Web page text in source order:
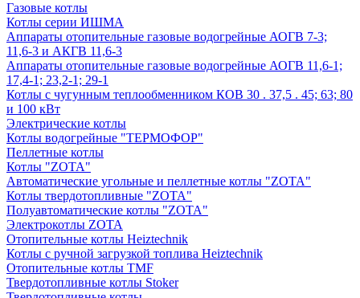
Газовые котлы
Котлы серии ИШМА
Аппараты отопительные газовые водогрейные АОГВ 7-3;
11,6-3 и АКГВ 11,6-3
Аппараты отопительные газовые водогрейные АОГВ 11,6-1;
17,4-1; 23,2-1; 29-1
Котлы с чугунным теплообменником КОВ 30 . 37,5 . 45; 63; 80
и 100 кВт
Электрические котлы
Котлы водогрейные "ТЕРМОФОР"
Пеллетные котлы
Котлы "ZOTA"
Автоматические угольные и пеллетные котлы "ZOTA"
Котлы твердотопливные "ZOTA"
Полуавтоматические котлы "ZOTA"
Электрокотлы ZOTA
Отопительные котлы Heiztechnik
Котлы с ручной загрузкой топлива Heiztechnik
Отопительные котлы TMF
Твердотопливные котлы Stoker